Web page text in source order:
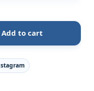
-
Add to cart